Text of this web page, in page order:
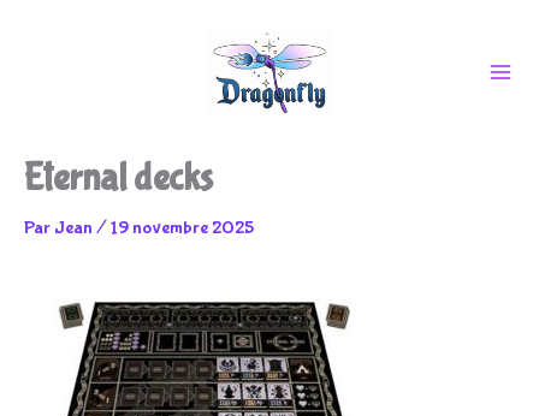
Eternal decks
Par Jean /19 novembre 2025